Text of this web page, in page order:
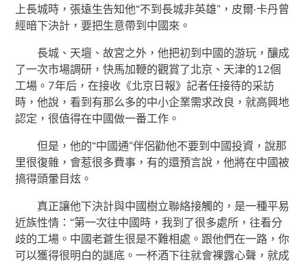
上長城時，張遠生告知他“不到長城非英雄”，皮爾·卡丹曾
經暗下決計，要把生意帶到中國來。
長城、天壇、故宮之外，他把初到中國的游玩，釀成
了一次市場調研，快馬加鞭的觀賞了北京、天津的12個
工場。7年后，在接收《北京日報》記者任接待的采訪
時，他說，看到有那么多的中小企業需求改良，就高興地
認定，很值得在中國做一番工作。
但是，他的“中國通”伴侶勸他不要到中國投資，說那
里很復雜，會惹很多費事，有的還預言說，他將在中國被
搞得頭暈目炫。
真正讓他下決計與中國樹立聯絡接觸的，是一種平易
近族性情：“第一次往中國時，我到了很多處所，往看分
歧的工場。中國老蒼生很是不難相處。跟他們在一路，你
可以獲得很明白的謎底。一杯酒下往就會裸露心聲，就成